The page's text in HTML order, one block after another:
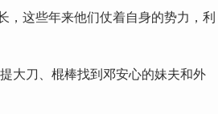
，这些年来他们仗着自身的势力，利
大刀、棍棒找到邓安心的妹夫和外